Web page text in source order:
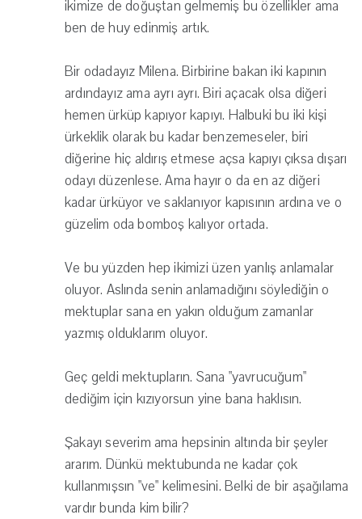
ikimize de doğuştan gelmemiş bu özellikler ama
ben de huy edinmiş artık.
Bir odadayız Milena. Birbirine bakan iki kapının
ardındayız ama ayrı ayrı. Biri açacak olsa diğeri
hemen ürküp kapıyor kapıyı. Halbuki bu iki kişi
ürkeklik olarak bu kadar benzemeseler, biri
diğerine hiç aldırış etmese açsa kapıyı çıksa dışarı
odayı düzenlese. Ama hayır o da en az diğeri
kadar ürküyor ve saklanıyor kapısının ardına ve o
güzelim oda bomboş kalıyor ortada.
Ve bu yüzden hep ikimizi üzen yanlış anlamalar
oluyor. Aslında senin anlamadığını söylediğin o
mektuplar sana en yakın olduğum zamanlar
yazmış olduklarım oluyor.
Geç geldi mektupların. Sana "yavrucuğum"
dediğim için kızıyorsun yine bana haklısın.
Şakayı severim ama hepsinin altında bir şeyler
ararım. Dünkü mektubunda ne kadar çok
kullanmışsın "ve" kelimesini. Belki de bir aşağılama
vardır bunda kim bilir?